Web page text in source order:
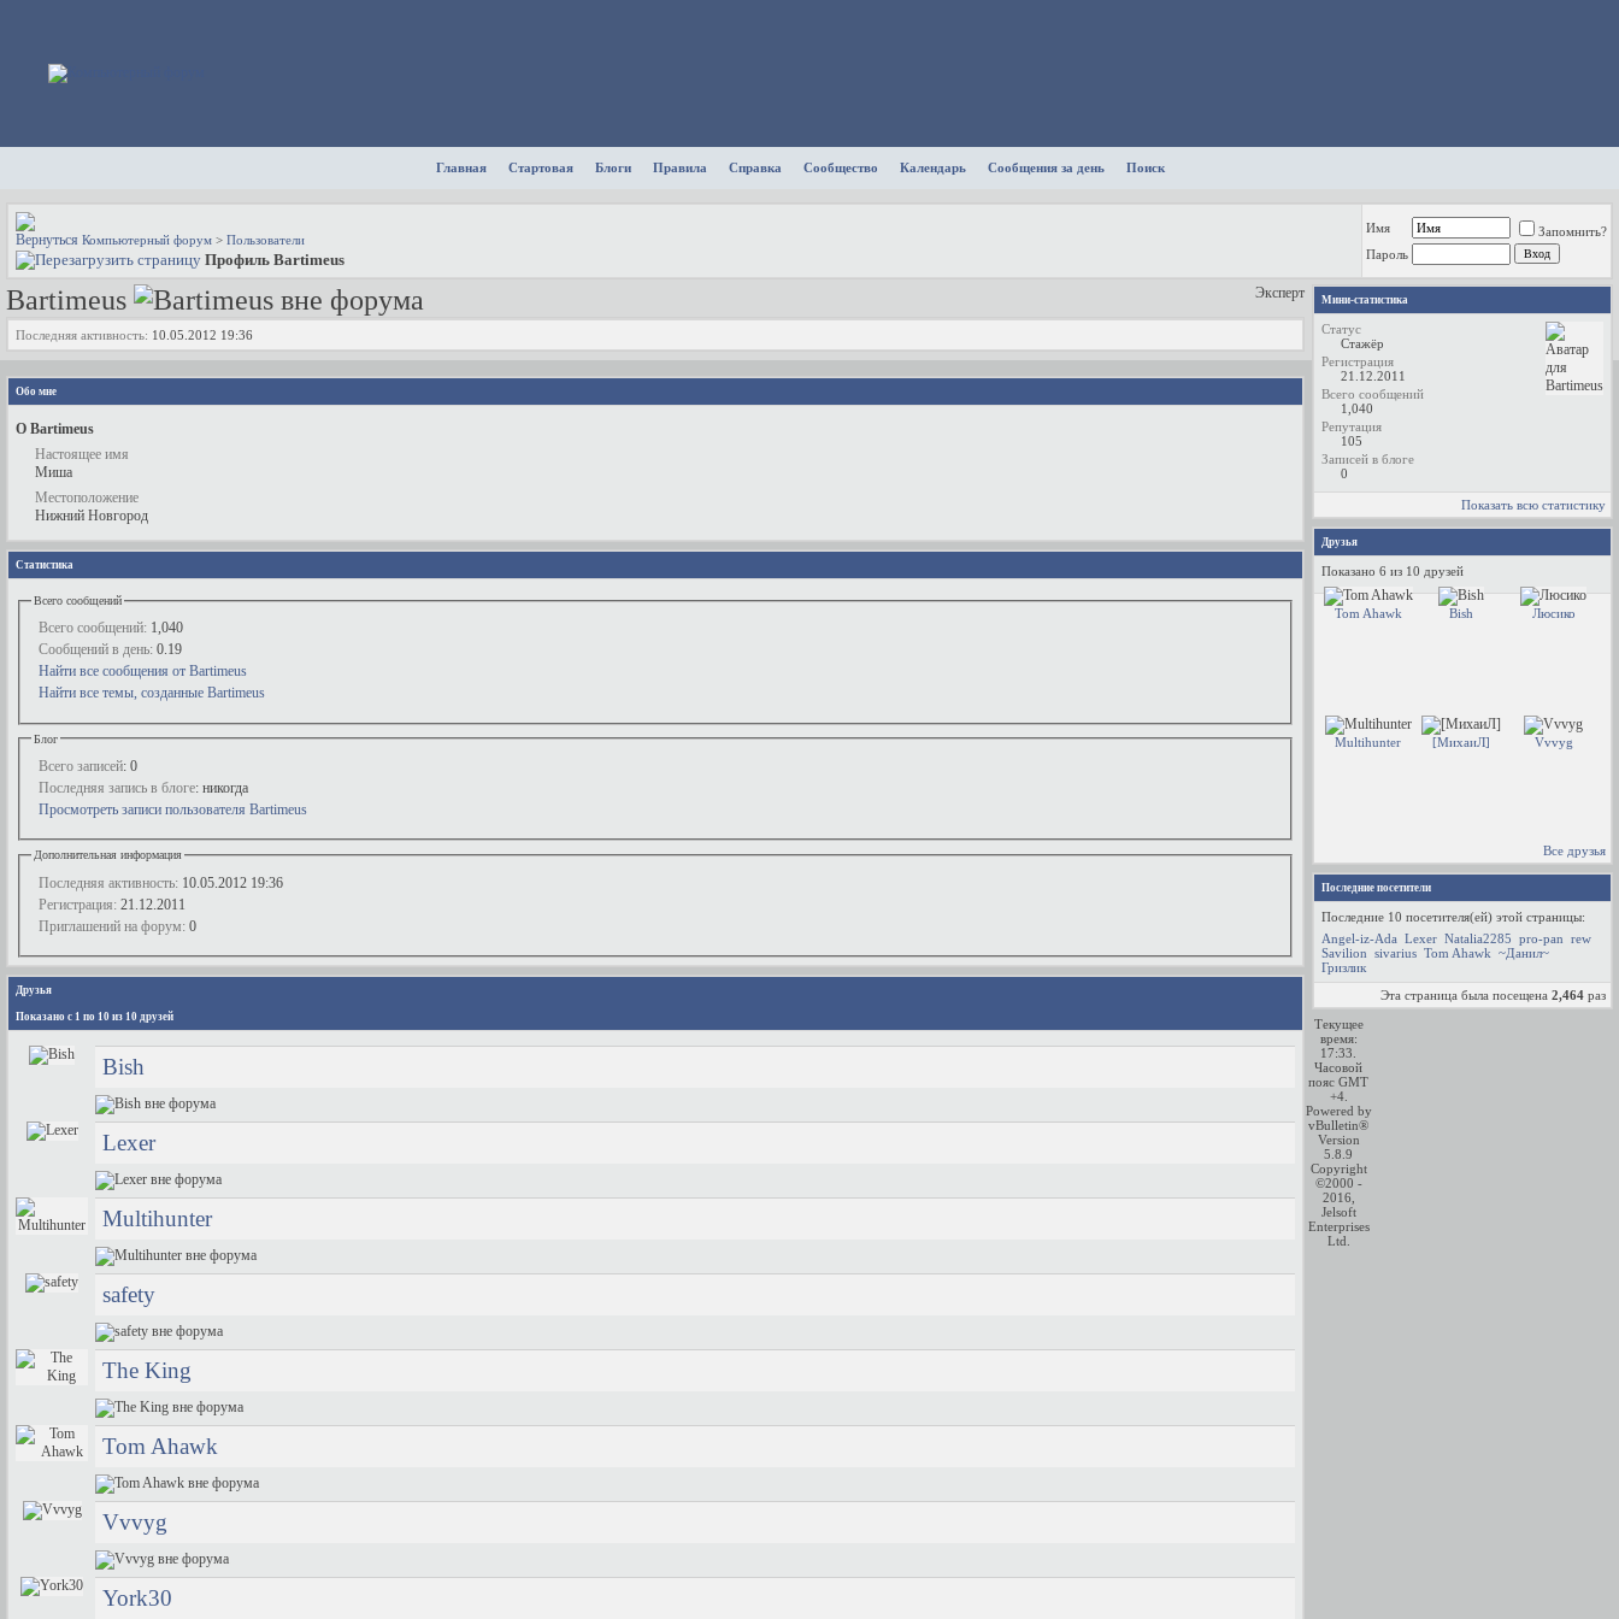
Главная Стартовая Блоги Правила Справка Сообщество Календарь Сообщения за день Поиск
Компьютерный форум > Пользователи
Профиль Bartimeus
Имя
Запомнить?
Пароль
Эксперт
Bartimeus
Последняя активность: 10.05.2012 19:36
Обо мне
О Bartimeus
Настоящее имя
Миша
Местоположение
Нижний Новгород
Статистика
Всего сообщений
Всего сообщений: 1,040
Сообщений в день: 0.19
Найти все сообщения от Bartimeus
Найти все темы, созданные Bartimeus
Блог
Всего записей: 0
Последняя запись в блоге : никогда
Просмотреть записи пользователя Bartimeus
Дополнительная информация
Последняя активность: 10.05.2012 19:36
Регистрация: 21.12.2011
Приглашений на форум: 0
Друзья
Показано с 1 по 10 из 10 друзей
Bish
Lexer
Multihunter
safety
The King
Tom Ahawk
Vvvyg
York30
Мини-статистика
Статус
Стажёр
Регистрация
21.12.2011
Всего сообщений
1,040
Репутация
105
Записей в блоге
0
Показать всю статистику
Друзья
Показано 6 из 10 друзей
Tom Ahawk Bish Люсико
Multihunter [МихаиЛ] Vvvyg
Все друзья
Последние посетители
Последние 10 посетителя(ей) этой страницы:
Angel-iz-Ada Lexer Natalia2285 pro-pan rew
Savilion sivarius Tom Ahawk ~Данил~
Гризлик
Эта страница была посещена 2,464 раз
Текущее
время:
17:33
Часовой
пояс GMT
+4.
Powered by
vBulletin®
Version
5.8.9
Copyright
©2000 -
2016,
Jelsoft
Enterprises
Ltd.